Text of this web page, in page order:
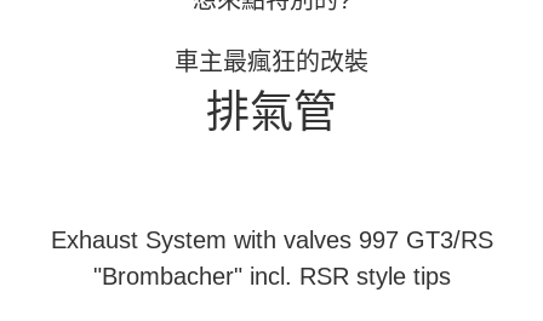
車主最瘋狂的改裝
排氣管
Exhaust System with valves 997 GT3/RS
"Brombacher" incl. RSR style tips